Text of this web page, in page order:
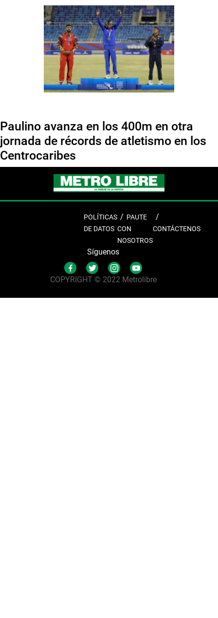
Paulino avanza en los 400m en otra
jornada de récords de atletismo en los
Centrocaribes
POLÍTICAS
DE DATOS
PAUTE
CON
NOSOTROS
CONTÁCTENOS
Síguenos
COPYRIGHT © 2022 Metrolibre